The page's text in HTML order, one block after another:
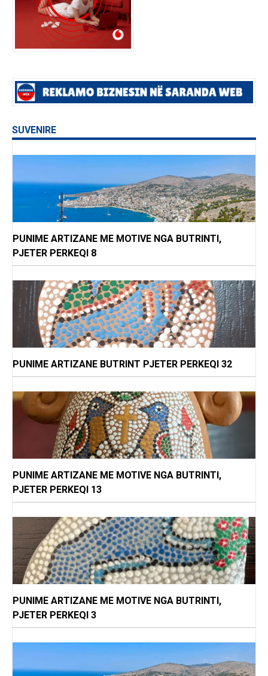
SUVENIRE
PUNIME ARTIZANE ME MOTIVE NGA BUTRINTI,
PJETER PERKEQI 8
PUNIME ARTIZANE BUTRINT PJETER PERKEQI 32
PUNIME ARTIZANE ME MOTIVE NGA BUTRINTI,
PJETER PERKEQI 13
PUNIME ARTIZANE ME MOTIVE NGA BUTRINTI,
PJETER PERKEQI 3